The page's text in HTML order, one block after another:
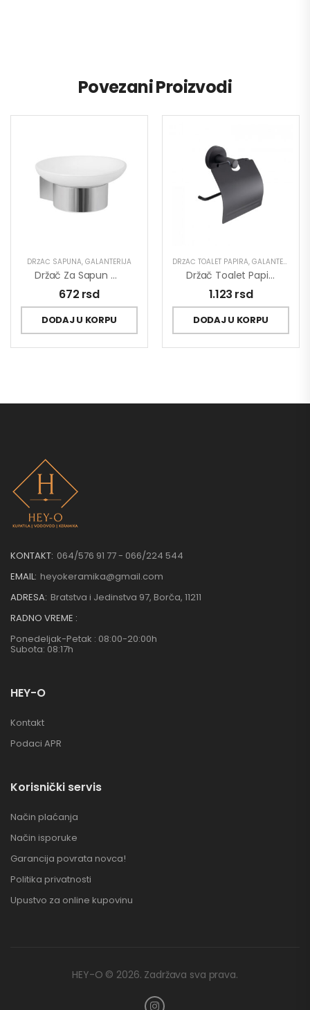
Povezani Proizvodi
DRŽAČ SAPUNA, GALANTERIJA
Držač Za Sapun MINOTTI Keramika
672 rsd
DODAJ U KORPU
DRŽAČ TOALET PAPIRA, GALANTERIJA
Držač Toalet Papira MINOTTI DARK ELEGANCE
1.123 rsd
DODAJ U KORPU
KONTAKT: 064/576 91 77 - 066/224 544
EMAIL: heyokeramika@gmail.com
ADRESA: Bratstva i Jedinstva 97, Borča, 11211
RADNO VREME :
Ponedeljak-Petak : 08:00-20:00h
Subota: 08:17h
HEY-O
Kontakt
Podaci APR
Korisnički servis
Način plaćanja
Način isporuke
Garancija povrata novca!
Politika privatnosti
Upustvo za online kupovinu
HEY-O © 2026. Zadržava sva prava.